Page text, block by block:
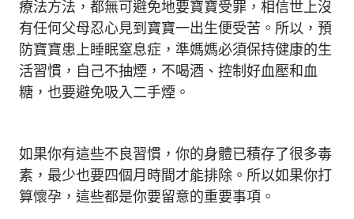
療法方法，都無可避免地要寶寶受罪，相信世上沒
有任何父母忍心見到寶寶一出生便受苦。所以，預
防寶寶患上睡眠窒息症，準媽媽必須保持健康的生
活習慣，自己不抽煙，不喝酒、控制好血壓和血
糖，也要避免吸入二手煙。
如果你有這些不良習慣，你的身體已積存了很多毒
素，最少也要四個月時間才能排除。所以如果你打
算懷孕，這些都是你要留意的重要事項。